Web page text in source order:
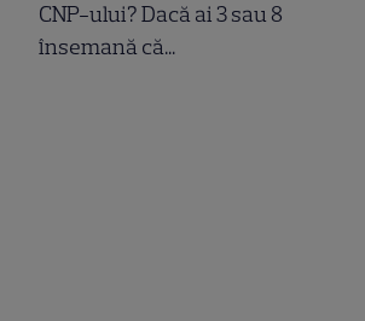
CNP-ului? Dacă ai 3 sau 8
însemană că...